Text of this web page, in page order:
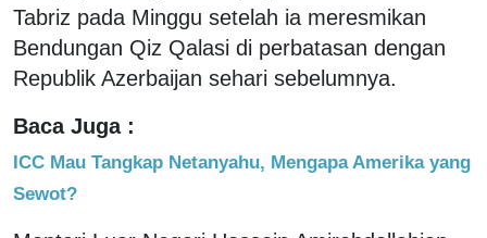
Tabriz pada Minggu setelah ia meresmikan
Bendungan Qiz Qalasi di perbatasan dengan
Republik Azerbaijan sehari sebelumnya.
Baca Juga :
ICC Mau Tangkap Netanyahu, Mengapa Amerika yang
Sewot?